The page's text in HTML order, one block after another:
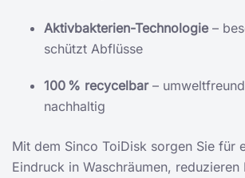
Aktivbakterien-Technologie–
schützt Abflüsse
100 % recycelbar–
nachhaltig
Mit dem Sinco ToiDisk sorgen Sie für
Eindruck in Waschräumen, reduzieren